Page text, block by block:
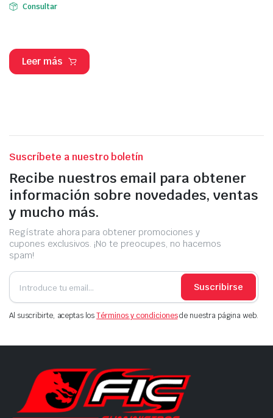
Consultar
Leer más
Suscríbete a nuestro boletín
Recibe nuestros email para obtener
información sobre novedades, ventas
y mucho más.
Regístrate ahora para obtener promociones y
cupones exclusivos. ¡No te preocupes, no hacemos
spam!
Suscribirse
Al suscribirte, aceptas losTérminos y condicionesde nuestra página web.